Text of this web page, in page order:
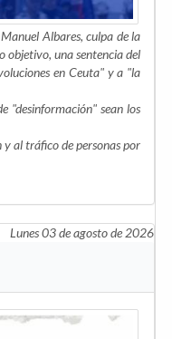
Albares, culpa de la
objetivo, una sentencia del
en Ceuta" y a "la
"desinformación" sean los
al tráfico de personas por
Lunes 03 de agosto de 2026